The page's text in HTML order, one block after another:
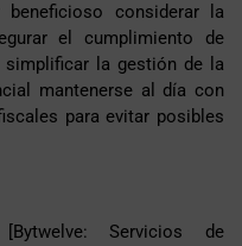
beneficioso considerar la
el cumplimiento de
la gestión de la
mantenerse al día con
para evitar posibles
Servicios de